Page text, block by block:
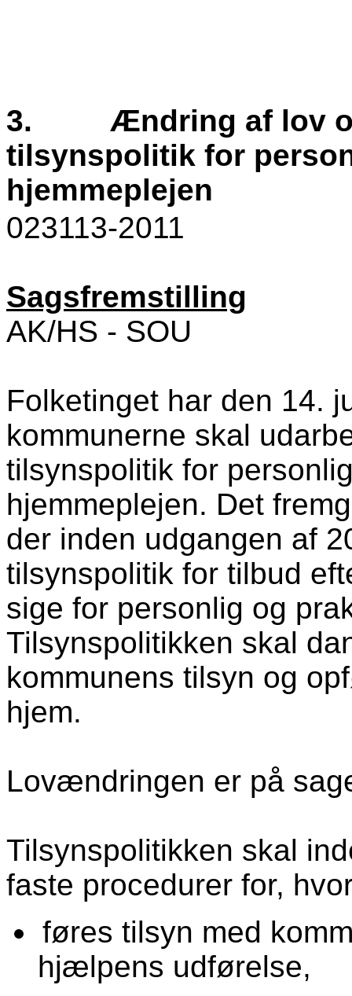
3.
Ændring af lov
tilsynspolitik for
hjemmeplejen
023113-2011
Sagsfremstilling
AK/HS - SOU
Folketinget har den 14.
kommunerne skal
tilsynspolitik for
hjemmeplejen. Det
der inden udgangen af
tilsynspolitik for tilbud
sige for personlig og
Tilsynspolitikken skal
kommunens tilsyn og
hjem.
Lovændringen er på
Tilsynspolitikken skal
faste procedurer for,
føres tilsyn med
hjælpens udførelse,